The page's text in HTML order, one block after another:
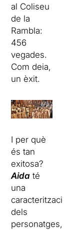
al Coliseu
de la
Rambla:
456
vegades.
Com deia,
un èxit.
I per què
és tan
exitosa?
Aida té
una
caracterització
dels
personatges,